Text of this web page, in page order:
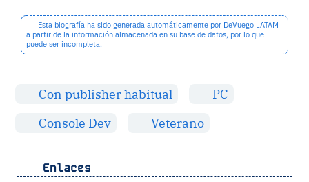
Esta biografía ha sido generada automáticamente por DeVuego LATAM
a partir de la información almacenada en su base de datos, por lo que
puede ser incompleta.
Con publisher habitual
PC
Console Dev
Veterano
Enlaces